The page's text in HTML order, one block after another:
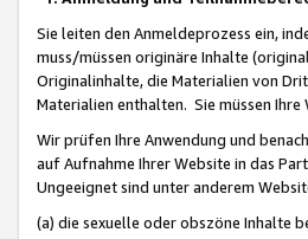
Sie leiten den Anmeldeprozess ein,
muss/müssen originäre Inhalte
Originalinhalte, die Materialien von
Materialien enthalten. Sie müssen
Wir prüfen Ihre Anwendung und
auf Aufnahme Ihrer Website in das
Ungeeignet sind unter anderem
(a) die sexuelle oder obszöne Inhalte